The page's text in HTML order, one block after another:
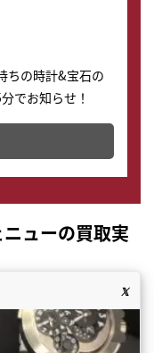
ちの時計&宝石の
でお知らせ！
とが出来ます。
ューの買取実